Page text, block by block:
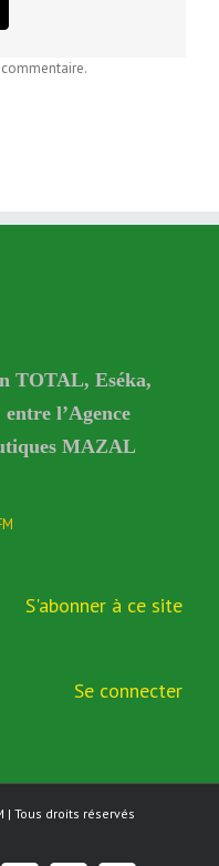
TOTAL, Eséka,
l’Agence
MAZAL
S'abonner à ce site
Se connecter
| Tous droits réservés